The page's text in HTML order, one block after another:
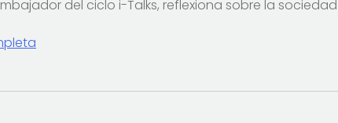
del ciclo i-Talks, reflexiona sobre la